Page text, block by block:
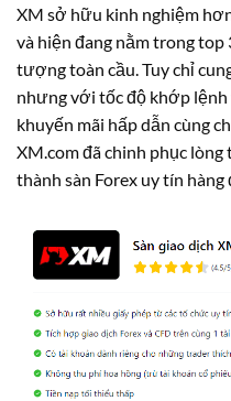
XM sở hữu kinh nghiệm
và hiện đang nằm trong top
tượng toàn cầu. Tuy chỉ
nhưng với tốc độ khớp
khuyến mãi hấp dẫn cùng
XM.com đã chinh phục
thành sàn Forex uy tín